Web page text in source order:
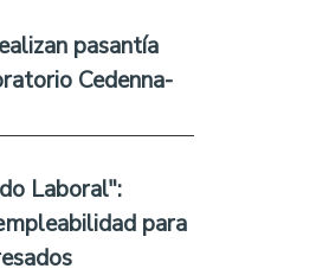
pasantía
Cedenna-
Laboral":
para